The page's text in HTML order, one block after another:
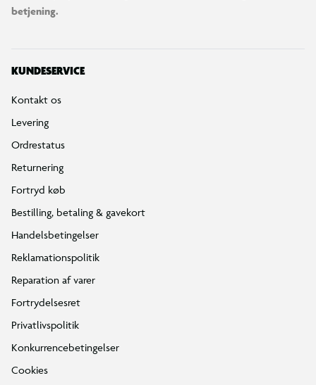
betjening.
KUNDESERVICE
Kontakt os
Levering
Ordrestatus
Returnering
Fortryd køb
Bestilling, betaling & gavekort
Handelsbetingelser
Reklamationspolitik
Reparation af varer
Fortrydelsesret
Privatlivspolitik
Konkurrencebetingelser
Cookies